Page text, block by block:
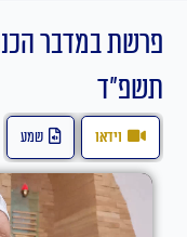
פרשת במדבר
תשפ"ד
וידאו שמע